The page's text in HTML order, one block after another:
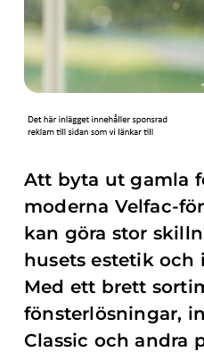
Att byta ut gamla
moderna Velfac-
kan göra stor
husets estetik
Med ett brett
fönsterlösningar,
Classic och andra